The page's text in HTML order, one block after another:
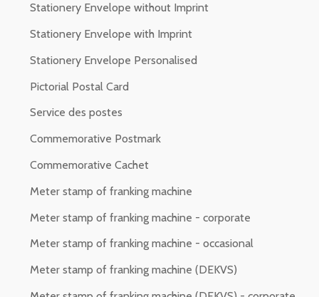
Stationery Envelope without Imprint
Stationery Envelope with Imprint
Stationery Envelope Personalised
Pictorial Postal Card
Service des postes
Commemorative Postmark
Commemorative Cachet
Meter stamp of franking machine
Meter stamp of franking machine - corporate
Meter stamp of franking machine - occasional
Meter stamp of franking machine (DEKVS)